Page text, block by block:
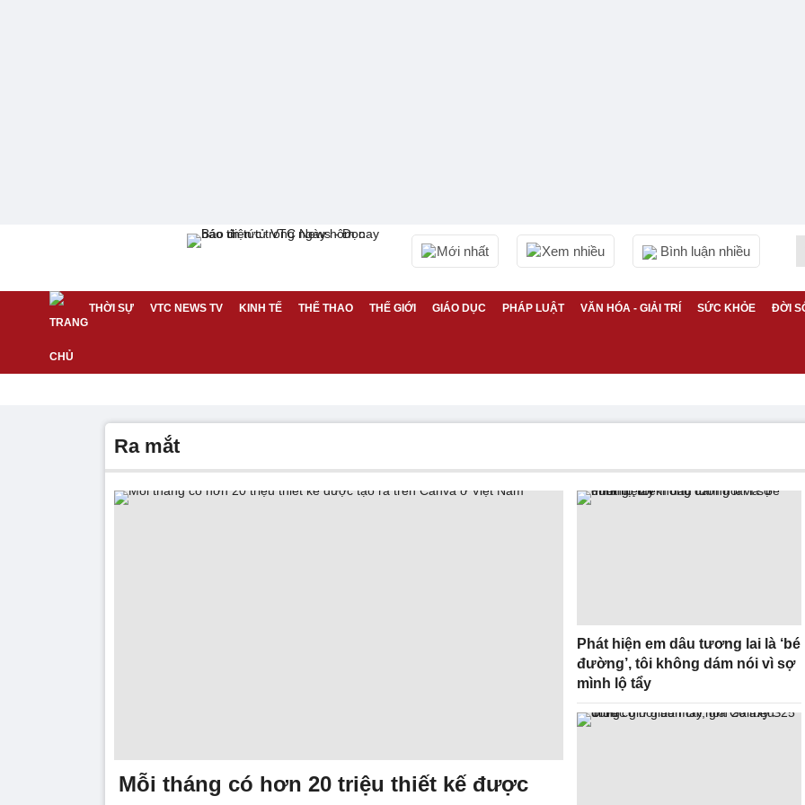
Mới nhất Xem nhiều Bình luận nhiều
THỜI SỰ VTC NEWS TV KINH TẾ THỂ THAO THẾ GIỚI GIÁO DỤC PHÁP LUẬT VĂN HÓA - GIẢI TRÍ SỨC KHỎE ĐỜI
ra mắt
Mỗi tháng có hơn 20 triệu thiết kế được
Phát hiện em dâu tương lai là ‘bé
đường’, tôi không dám nói vì sợ
mình lộ tẩy